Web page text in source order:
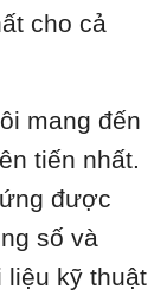
cho cả
mang đến
tiến nhất.
được
số và
liệu kỹ thuật